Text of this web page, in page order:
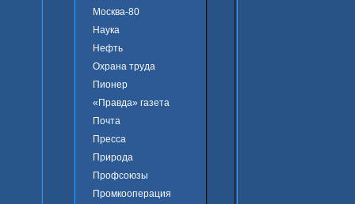
Москва-80
Наука
Нефть
Охрана труда
Пионер
«Правда» газета
Почта
Пресса
Природа
Профсоюзы
Промкооперация